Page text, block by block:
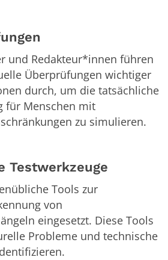
und Redakteur*innen führen
Überprüfungen wichtiger
durch, um die tatsächliche
für Menschen mit
zu simulieren.
Testwerkzeuge
Tools zur
von
eingesetzt. Diese Tools
Probleme und technische